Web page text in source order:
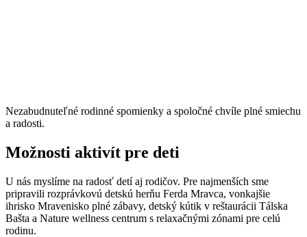
Nezabudnuteľné rodinné spomienky a spoločné chvíle plné smiechu
a radosti.
Možnosti aktivít pre deti
U nás myslíme na radosť detí aj rodičov. Pre najmenších sme
pripravili rozprávkovú detskú herňu Ferda Mravca, vonkajšie
ihrisko Mravenisko plné zábavy, detský kútik v reštaurácii Tálska
Bašta a Nature wellness centrum s relaxačnými zónami pre celú
rodinu.